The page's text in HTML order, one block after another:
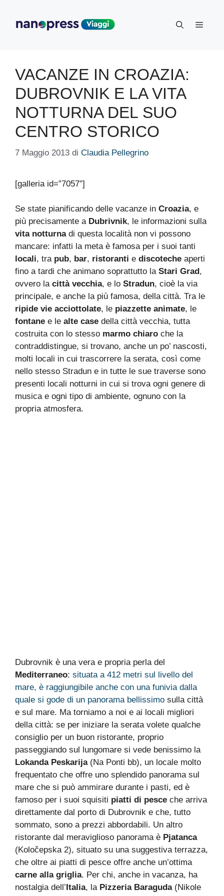
contenuto
Menu
VACANZE IN CROAZIA:
DUBROVNIK E LA VITA
NOTTURNA DEL SUO
CENTRO STORICO
7 Maggio 2013 di Claudia Pellegrino
[galleria id=”7057″]
Se state pianificando delle vacanze in Croazia, e
più precisamente a Dubrivnik, le informazioni sulla
vita notturnadi questa località non vi possono
mancare: infatti la meta è famosa per i suoi tanti
locali, tra pub, bar, ristoranti e discoteche aperti
fino a tardi che animano soprattutto la Stari Grad,
ovvero la città vecchia, e lo Stradun, cioè la via
principale, e anche la più famosa, della città. Tra le
ripide vie acciottolate, le piazzette animate, le
fontane e le alte case della città vecchia, tutta
costruita con lo stesso marmo chiaro che la
contraddistingue, si trovano, anche un po’ nascosti,
molti locali in cui trascorrere la serata, così come
nello stesso Stradun e in tutte le sue traverse sono
presenti locali notturni in cui si trova ogni genere di
musica e ogni tipo di ambiente, ognuno con la
propria atmosfera.
Dubrovnik è una vera e propria perla del
Mediterraneo: situata a 412 metri sul livello del
mare, è raggiungibile anche con una funivia dalla
quale si gode di un panorama bellissimo sulla città
e sul mare. Ma torniamo a noi e ai locali migliori
della città: se per iniziare la serata volete qualche
consiglio per un buon ristorante, proprio
passeggiando sul lungomare si vede benissimo la
Lokanda Peskarija(Na Ponti bb), un locale molto
frequentato che offre uno splendido panorama sul
mare che si può ammirare durante i pasti, ed è
famoso per i suoi squisiti piatti di pesce che arriva
direttamente dal porto di Dubrovnik e che, tutto
sommato, sono a prezzi abbordabili. Un altro
ristorante dal meraviglioso panorama è Pjatanca
(Koločepska 2), situato su una suggestiva terrazza,
che oltre ai piatti di pesce offre anche un’ottima
carne alla griglia. Per chi, anche in vacanza, ha
nostalgia dell’Italia, la Pizzeria Baraguda(Nikole